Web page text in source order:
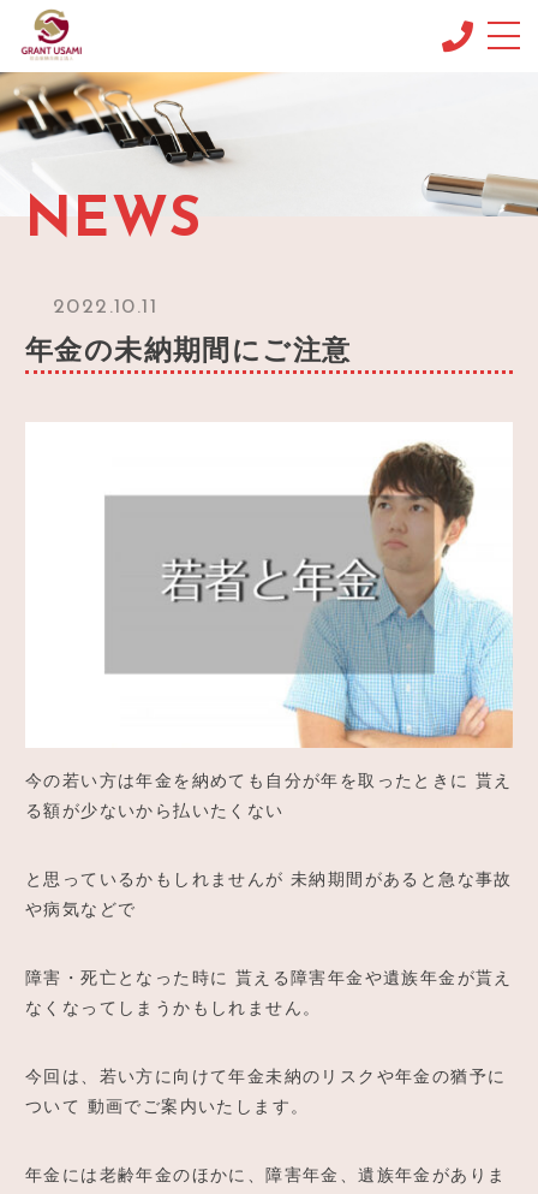
CONCEPT
コンセプト
MENU & PRICE
メニュー
BLOG
ブログ
お問い合わせ
ご予約
NEWS
2022.10.11
年金の未納期間にご注意
今の若い方は年金を納めても自分が年を取ったときに 貰え
る額が少ないから払いたくない
と思っているかもしれませんが 未納期間があると急な事故
や病気などで
障害・死亡となった時に 貰える障害年金や遺族年金が貰え
なくなってしまうかもしれません。
今回は、若い方に向けて年金未納のリスクや年金の猶予に
ついて 動画でご案内いたします。
年金には老齢年金のほかに、障害年金、遺族年金がありま